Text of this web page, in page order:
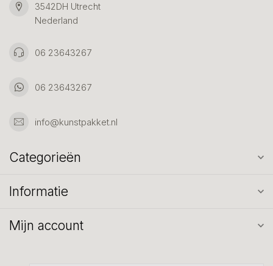
3542DH Utrecht
Nederland
06 23643267
06 23643267
info@kunstpakket.nl
Categorieën
Informatie
Mijn account